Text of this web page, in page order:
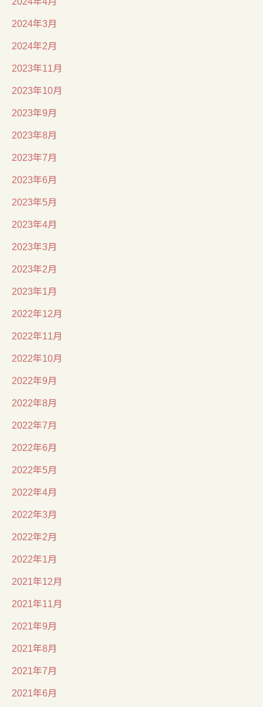
2024年3月
2024年2月
2023年11月
2023年10月
2023年9月
2023年8月
2023年7月
2023年6月
2023年5月
2023年4月
2023年3月
2023年2月
2023年1月
2022年12月
2022年11月
2022年10月
2022年9月
2022年8月
2022年7月
2022年6月
2022年5月
2022年4月
2022年3月
2022年2月
2022年1月
2021年12月
2021年11月
2021年9月
2021年8月
2021年7月
2021年6月